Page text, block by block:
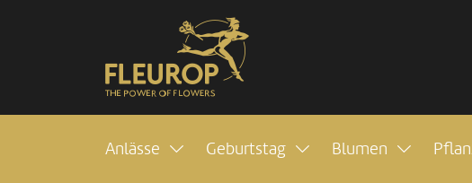
Anlässe Geburtstag Blumen